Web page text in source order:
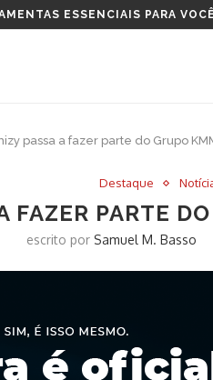
ESSENCIAIS PARA
passa a fazer parte do Grupo
Destaque
FAZER PARTE
escrito por Samuel M. Basso